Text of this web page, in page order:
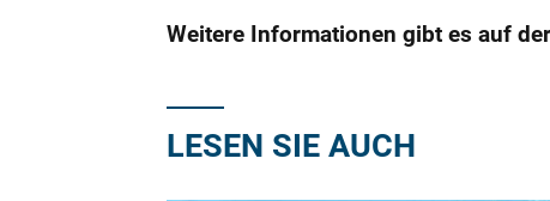
Weitere Informationen gibt es auf
LESEN SIE AUCH